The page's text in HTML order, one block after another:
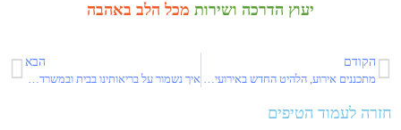
יעוץ הדרכה ושירות מכל הלב באהבה
הקודם
מתכננים אירוע, הלהיט החדש באירועים, עציצים ממותגים, מתנות לאירועים
הבא
איך נשמור על בריאותינו בבית ובמשרד, צמח הבריאות
חזרה לעמוד הטיפים